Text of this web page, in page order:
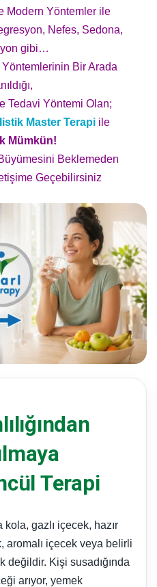
Modern Yöntemler ile
Nefes, Sedona,
gibi…
Bir Arada
Tedavi Yöntemi Olan;
Master Terapi ile
Mümkün!
Beklemeden
Geçebilirsiniz
Terapi
kola, gazlı içecek, hazır
aromalı içecek veya belirli
değildir. Kişi susadığında
arıyor, yemek